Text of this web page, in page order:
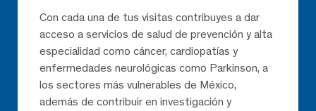
Con cada una de tus visitas contribuyes a dar
acceso a servicios de salud de prevención y alta
especialidad como cáncer, cardiopatías y
enfermedades neurológicas como Parkinson, a
los sectores más vulnerables de México,
además de contribuir en investigación y